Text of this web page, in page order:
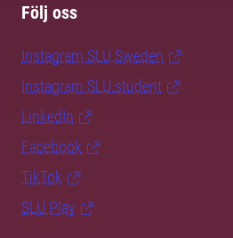
Följ oss
Instagram SLU.Sweden
Instagram SLU.student
LinkedIn
Facebook
TikTok
SLU Play